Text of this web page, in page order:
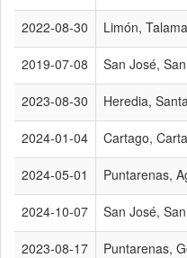
2022-08-30 Limón,
2019-07-08 San José,
2023-08-30 Heredia,
2024-01-04 Cartago,
2024-05-01 Puntarenas,
2024-10-07 San José,
2023-08-17 Puntarenas,